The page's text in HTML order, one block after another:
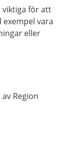
viktiga för att
vara
eller
Region